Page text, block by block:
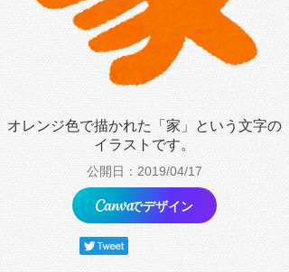
オレンジ色で描かれた「家」という文字の
イラストです。
公開日：2019/04/17
でデザイン